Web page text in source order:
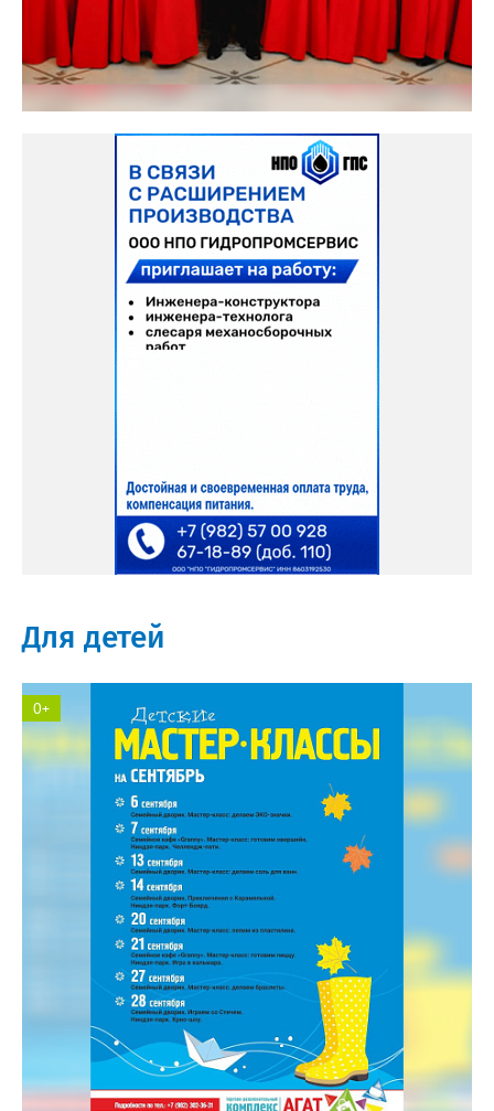
Металлург дворец культуры
Для детей
0+
АГАТ торгово-развлекательный комплекс